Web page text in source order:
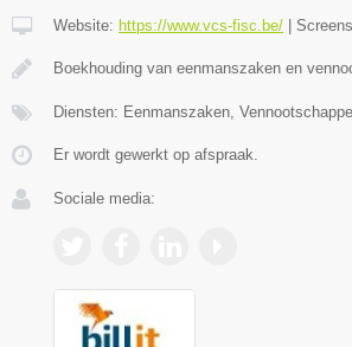
Website: https://www.vcs-fisc.be/
Boekhouding van eenmanszaken en
Diensten: Eenmanszaken,
Er wordt gewerkt op afspraak.
Sociale media: